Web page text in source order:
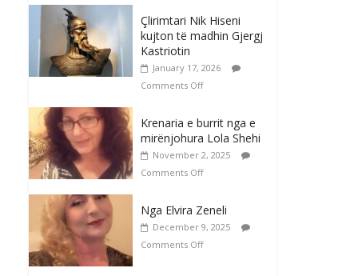
Çlirimtari Nik Hiseni
kujton të madhin Gjergj
Kastriotin
January 17, 2026
Comments Off
Krenaria e burrit nga e
mirënjohura Lola Shehi
November 2, 2025
Comments Off
Nga Elvira Zeneli
December 9, 2025
Comments Off